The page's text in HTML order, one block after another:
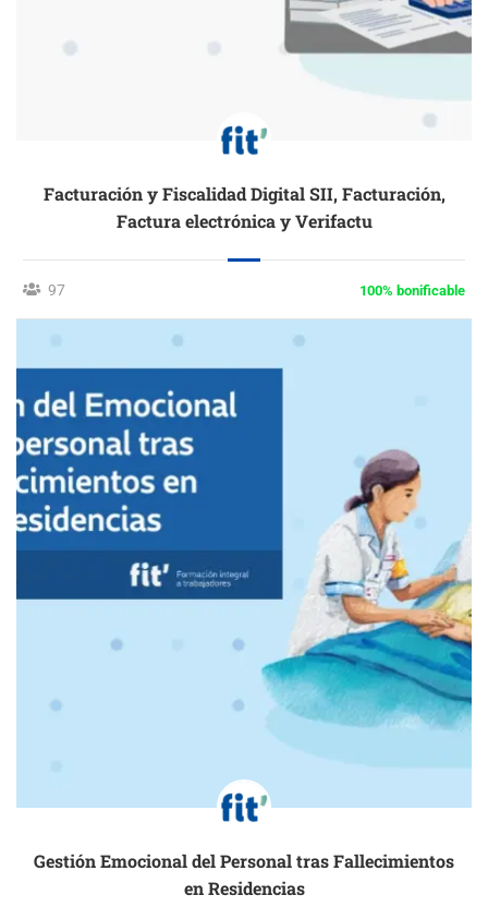
Facturación y Fiscalidad Digital SII, Facturación,
Factura electrónica y Verifactu
97 100% bonificable
Gestión Emocional del Personal tras Fallecimientos
en Residencias